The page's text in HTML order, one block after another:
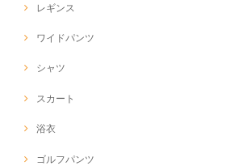
レギンス
ワイドパンツ
シャツ
スカート
浴衣
ゴルフパンツ